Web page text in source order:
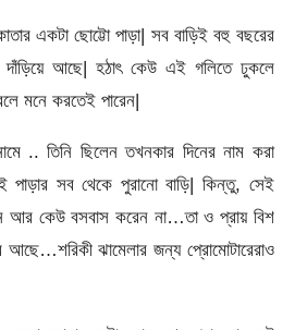
একটা ছোট্টো পাড়া| সব বাড়িই বহু বছরের
দাঁড়িয়ে আছে| হঠাৎ কেউ এই গলিতে ঢুকলে
মনে করতেই পারেন|
.. তিনি ছিলেন তখনকার দিনের নাম করা
পাড়ার সব থেকে পুরানো বাড়ি| কিন্তু, সেই
আর কেউ বসবাস করেন না…তা ও প্রায় বিশ
আছে…শরিকী ঝামেলার জন্য প্রোমোটারেরাও